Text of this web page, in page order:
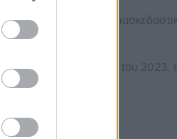
μεγάλη ποικιλία
καζίνο από τις αρχές του 2023,